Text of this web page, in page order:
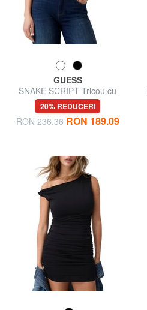
GUESS
SNAKE SCRIPT Tricou cu
mânecă scurtă, bumbac pur
20% REDUCERI
RON 236.36 RON 189.09